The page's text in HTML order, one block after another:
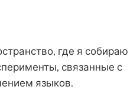
где я собираю
связанные с
языков.